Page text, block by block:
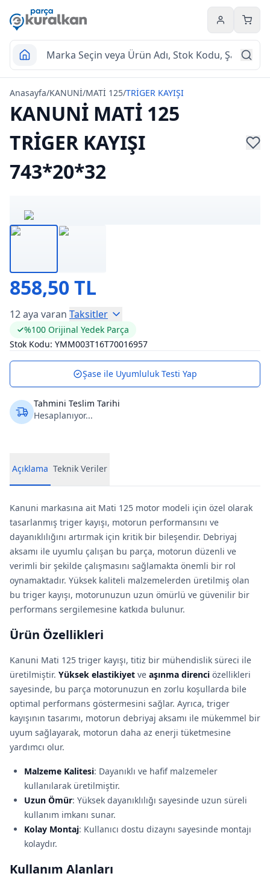
Hesabım
Anasayfa/KANUNİ/MATİ 125/TRİGER KAYIŞI
KANUNİ MATİ 125
TRİGER KAYIŞI
743*20*32
858,50 TL
12 aya varan Taksitler
%100 Orijinal Yedek Parça
Stok Kodu: YMM003T16T70016957
Şase ile Uyumluluk Testi Yap
Tahmini Teslim Tarihi
Hesaplanıyor...
Açıklama Teknik Veriler
Kanuni markasına ait Mati 125 motor modeli için özel olarak
tasarlanmış triger kayışı, motorun performansını ve
dayanıklılığını artırmak için kritik bir bileşendir. Debriyaj
aksamı ile uyumlu çalışan bu parça, motorun düzenli ve
verimli bir şekilde çalışmasını sağlamakta önemli bir rol
oynamaktadır. Yüksek kaliteli malzemelerden üretilmiş olan
bu triger kayışı, motorunuzun uzun ömürlü ve güvenilir bir
performans sergilemesine katkıda bulunur.
Ürün Özellikleri
Kanuni Mati 125 triger kayışı, titiz bir mühendislik süreci ile
üretilmiştir. Yüksek elastikiyet ve aşınma direnci özellikleri
sayesinde, bu parça motorunuzun en zorlu koşullarda bile
optimal performans göstermesini sağlar. Ayrıca, triger
kayışının tasarımı, motorun debriyaj aksamı ile mükemmel bir
uyum sağlayarak, motorun daha az enerji tüketmesine
yardımcı olur.
Malzeme Kalitesi: Dayanıklı ve hafif malzemeler
kullanılarak üretilmiştir.
Uzun Ömür: Yüksek dayanıklılığı sayesinde uzun süreli
kullanım imkanı sunar.
Kolay Montaj: Kullanıcı dostu dizaynı sayesinde montajı
kolaydır.
Kullanım Alanları